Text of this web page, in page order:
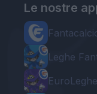
Le nostre
Leghe